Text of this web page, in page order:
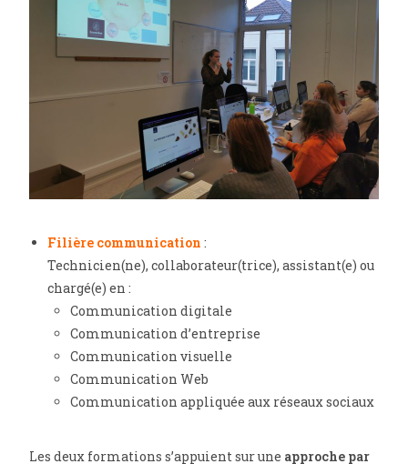
Filière communication :
Technicien(ne), collaborateur(trice), assistant(e) ou
chargé(e) en :
Communication digitale
Communication d’entreprise
Communication visuelle
Communication Web
Communication appliquée aux réseaux sociaux
Les deux formations s’appuient sur une approche par